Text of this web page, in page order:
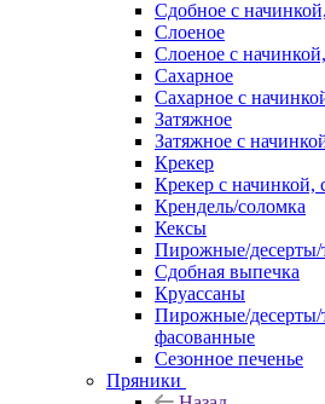
Сдобное с
Слоеное
Слоеное с
Сахарное
Сахарное с
Затяжное
Затяжное с
Крекер
Крекер с начинкой,
Крендель/соломка
Кексы
Пирожные/десерты/
Сдобная выпечка
Круассаны
Пирожные/десерты/
фасованные
Сезонное печенье
Пряники